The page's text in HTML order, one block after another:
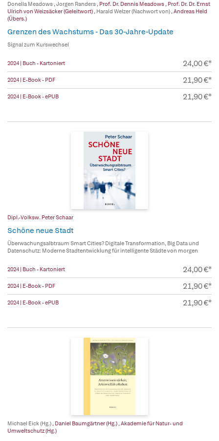
Donella Meadows ,Jorgen Randers , Prof. Dr. Dennis Meadows , Prof. Dr. Dr. Ernst
Ulrich von Weizsäcker (Geleitwort) , Harald Welzer (Nachwort von) ,Andreas Held
(Übers.)
Grenzen des Wachstums - Das 30-Jahre-Update
Signal zum Kurswechsel
2024 | Buch - Kartoniert 24,00 €*
2024 | E-Book - PDF 21,90 €*
2024 | E-Book - ePUB 21,90 €*
Dipl.-Volksw. Peter Schaar
Schöne neue Stadt
Überwachungsalbtraum Smart Cities? Digitale Transformation, Big Data und
Datenschutz: Moderne Stadtentwicklung für intelligente Städte von morgen
2024 | Buch - Kartoniert 24,00 €*
2024 | E-Book - PDF 21,90 €*
2024 | E-Book - ePUB 21,90 €*
Michael Eick (Hg.) , Daniel Baumgärtner (Hg.) ,Akademie für Natur- und
Umweltschutz (Hg.)